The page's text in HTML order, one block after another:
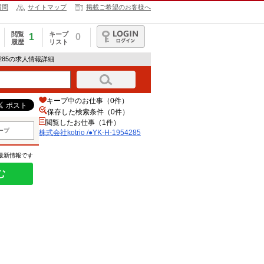
問 サイトマップ 掲載ご希望のお客様へ
閲覧
履歴
1
キープ
リスト
0
ログイン
の求人情報詳細
プ
新情報です
キープ中のお仕事（0件）
保存した検索条件（0件）
閲覧したお仕事（1件）
株式会社kotrio /●YK-H-1954285